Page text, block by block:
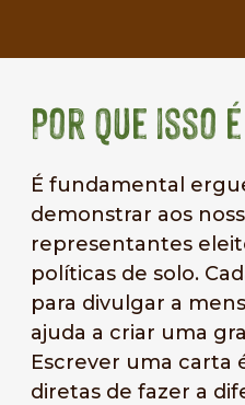
Por que isso
É fundamental
demonstrar aos
representantes
políticas de solo.
para divulgar a
ajuda a criar uma
Escrever uma carta
diretas de fazer a